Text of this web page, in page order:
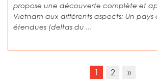
propose une découverte complète et
Vietnam aux différents aspects: Un pays
étendues (deltas du ...
1 2 »